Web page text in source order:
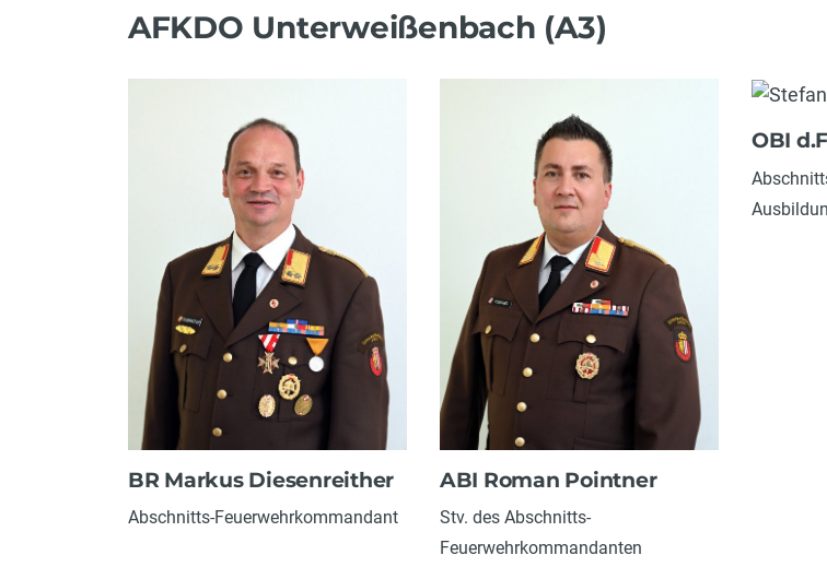
AFKDO Unterweißenbach (A3)
BR Markus Diesenreither
Abschnitts-Feuerwehrkommandant
ABI Roman Pointner
Stv. des Abschnitts-
Feuerwehrkommandanten
OBI